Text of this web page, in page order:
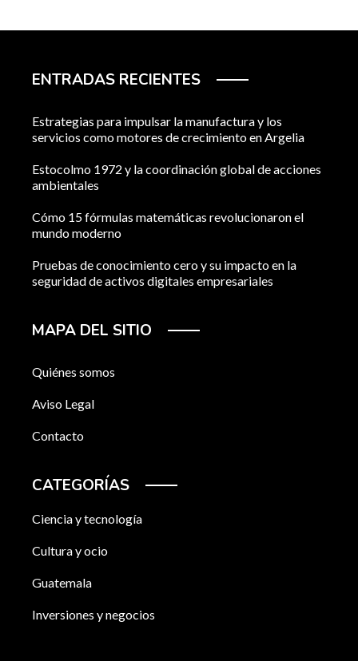
ENTRADAS RECIENTES
Estrategias para impulsar la manufactura y los
servicios como motores de crecimiento en Argelia
Estocolmo 1972 y la coordinación global de acciones
ambientales
Cómo 15 fórmulas matemáticas revolucionaron el
mundo moderno
Pruebas de conocimiento cero y su impacto en la
seguridad de activos digitales empresariales
MAPA DEL SITIO
Quiénes somos
Aviso Legal
Contacto
CATEGORÍAS
Ciencia y tecnología
Cultura y ocio
Guatemala
Inversiones y negocios